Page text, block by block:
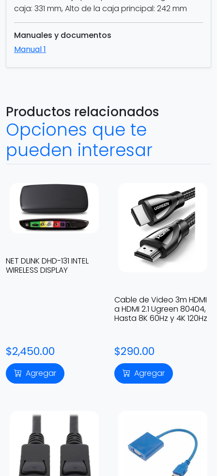
caja: 331 mm, Alto de la caja principal: 242 mm
Manuales y documentos
Manual 1
Productos relacionados
Opciones que te
pueden interesar
NET DLINK DHD-131 INTEL
WIRELESS DISPLAY
$2,450.00
Agregar
Cable de Video 3m HDMI
a HDMI 2.1 Ugreen 80404,
Hasta 8K 60Hz y 4K 120Hz
$290.00
Agregar